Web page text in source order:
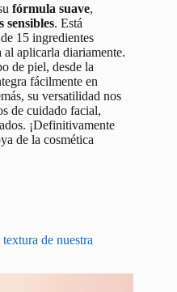
fórmula suave,
sensibles. Está
15 ingredientes
aplicarla diariamente.
de piel, desde la
fácilmente en
su versatilidad nos
de cuidado facial,
¡Definitivamente
de la cosmética
de nuestra